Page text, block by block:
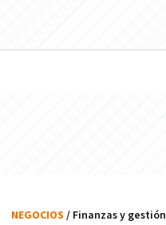
NEGOCIOS / Finanzas y gestión